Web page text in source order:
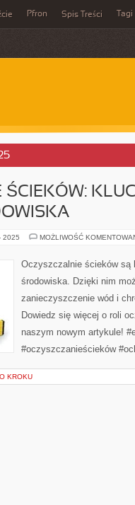
Pfron Spis Treści Tagi
ŚCIEKÓW:
2025 MOŻLIWOŚĆ
Oczyszczalnie ścieków są
środowiska. Dzięki nim
zanieczyszczenie wód i
Dowiedz się więcej o roli
naszym nowym artykule!
#oczyszczanieścieków
KROKU